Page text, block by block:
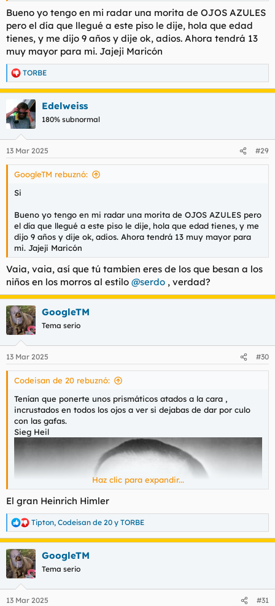
Bueno yo tengo en mi radar una morita de OJOS AZULES
pero el día que llegué a este piso le dije, hola que edad
tienes, y me dijo 9 años y dije ok, adios. Ahora tendrá 13
muy mayor para mi. Jajeji Maricón
R
e
a
c
c
i
e
s
TORBE
Edelweiss
180% subnormal
13 Mar 2025 #29
GoogleTM rebuznó:
Si
Bueno yo tengo en mi radar una morita de OJOS AZULES pero
el día que llegué a este piso le dije, hola que edad tienes, y me
dijo 9 años y dije ok, adios. Ahora tendrá 13 muy mayor para
mi. Jajeji Maricón
Vaia, vaia, así que tú tambien eres de los que besan a los
niños en los morros al estilo @serdo , verdad?
GoogleTM
Tema serio
13 Mar 2025 #30
Codeisan de 20 rebuznó:
Tenían que ponerte unos prismáticos atados a la cara ,
incrustados en todos los ojos a ver si dejabas de dar por culo
con las gafas.
Sieg Heil
Haz clic para expandir...
El gran Heinrich Himler
R
e
a
c
c
i
Tipton, Codeisan de 20 y TORBE
GoogleTM
Tema serio
13 Mar 2025 #31